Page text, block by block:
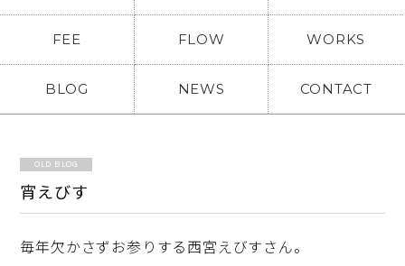
FEE FLOW WORKS
BLOG NEWS CONTACT
OLD BLOG
宵えびす
毎年欠かさずお参りする西宮えびすさん。